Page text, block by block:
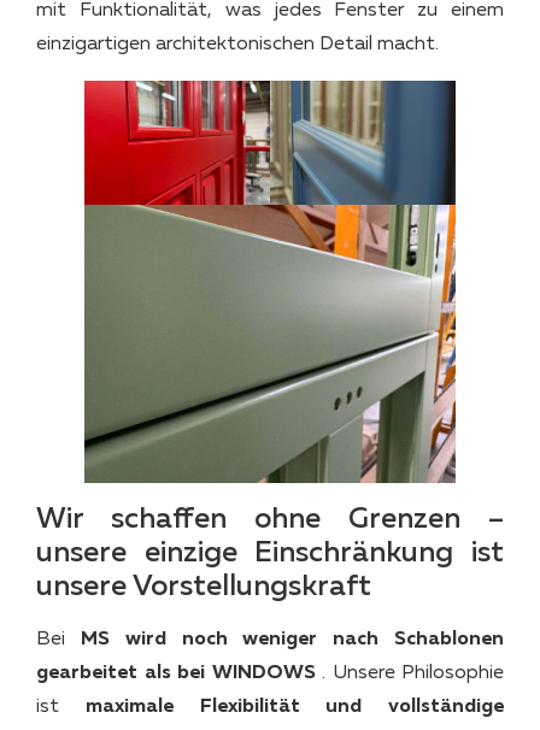
mit Funktionalität, was jedes Fenster zu einem
einzigartigen architektonischen Detail macht.
Wir schaffen ohne Grenzen –
unsere einzige Einschränkung ist
unsere Vorstellungskraft
Bei
MS wird noch weniger nach Schablonen
gearbeitet als bei WINDOWS. Unsere Philosophie
ist maximale Flexibilität und vollständige